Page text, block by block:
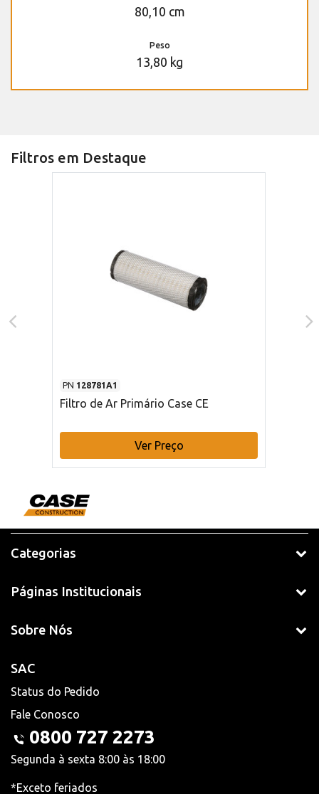
80,10 cm
Peso
13,80 kg
Filtros em Destaque
PN 128781A1
Filtro de Ar Primário Case CE
Ver Preço
Categorias
Páginas Institucionais
Sobre Nós
SAC
Status do Pedido
Fale Conosco
0800 727 2273
Segunda à sexta 8:00 às 18:00
*Exceto feriados